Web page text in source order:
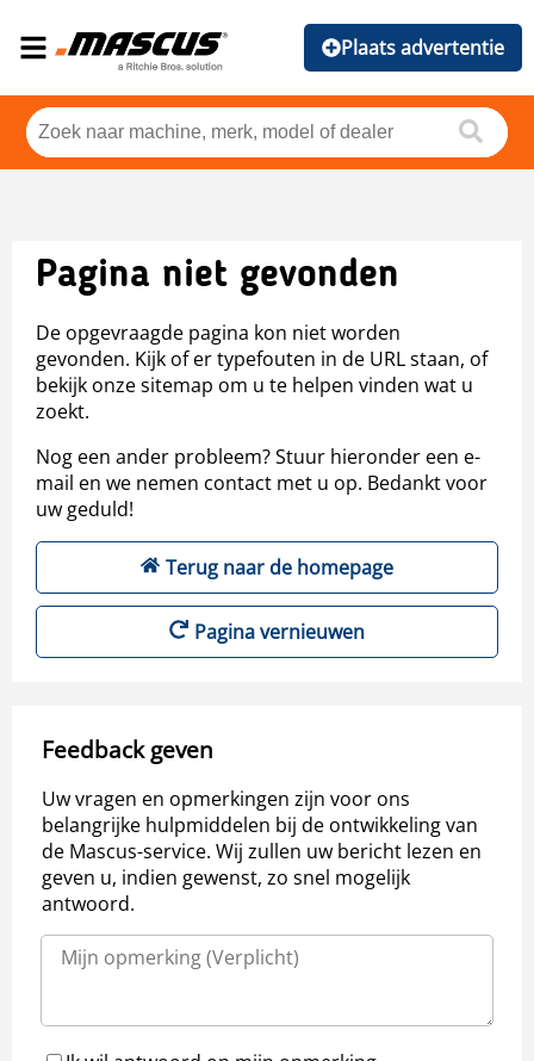
Plaats advertentie
Pagina niet gevonden
De opgevraagde pagina kon niet worden
gevonden. Kijk of er typefouten in de URL staan, of
bekijk onze sitemap om u te helpen vinden wat u
zoekt.
Nog een ander probleem? Stuur hieronder een e-
mail en we nemen contact met u op. Bedankt voor
uw geduld!
Terug naar de homepage
Pagina vernieuwen
Feedback geven
Uw vragen en opmerkingen zijn voor ons
belangrijke hulpmiddelen bij de ontwikkeling van
de Mascus-service. Wij zullen uw bericht lezen en
geven u, indien gewenst, zo snel mogelijk
antwoord.